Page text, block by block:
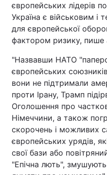
Відео з Youtube
Інтерв'ю
Архів
Контакти
Послуги
європейських лідерів
Україна є військовим і
для європейської
фактором ризику, пише
"Назвавши НАТО
європейських
вони не підтримали
проти Ірану, Трамп
Оголошення про
Німеччини, а також
скорочень і можливих
європейських урядів,
свої бази або
"Епічна лють",